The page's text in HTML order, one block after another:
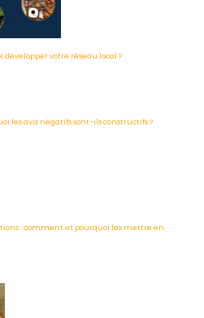
votre réseau local ?
les avis négatifs sont-ils constructifs ?
: comment et pourquoi les mettre en